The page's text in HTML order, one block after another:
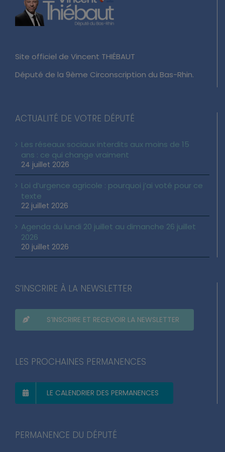
Site officiel de Vincent THIÉBAUT
Député de la 9ème Circonscription du Bas-Rhin.
ACTUALITÉ DE VOTRE DÉPUTÉ
Les réseaux sociaux interdits aux moins de 15
ans : ce qui change vraiment
24 juillet 2026
Loi d’urgence agricole : pourquoi j’ai voté pour ce
texte
22 juillet 2026
Agenda du lundi 20 juillet au dimanche 26 juillet
2026
20 juillet 2026
S’INSCRIRE À LA NEWSLETTER
S’INSCRIRE ET RECEVOIR LA NEWSLETTER
LES PROCHAINES PERMANENCES
LE CALENDRIER DES PERMANENCES
PERMANENCE DU DÉPUTÉ